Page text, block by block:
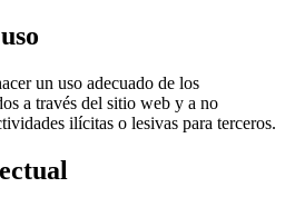
un uso adecuado de los
a través del sitio web y a no
ilícitas o lesivas para terceros.